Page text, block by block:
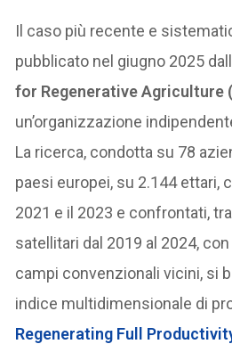
Il caso più recente e
pubblicato nel giugno 2025
for Regenerative Agriculture
un’organizzazione
La ricerca, condotta su 78
paesi europei, su 2.144 ettari,
2021 e il 2023 e confrontati,
satellitari dal 2019 al 2024,
campi convenzionali vicini, si
indice multidimensionale di
Regenerating Full